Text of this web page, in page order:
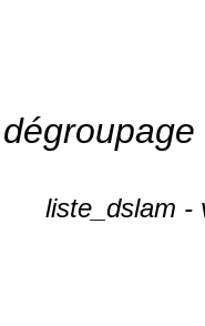
liste_dslam -